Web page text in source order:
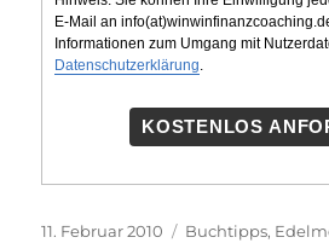
E-Mail an
Informationen zum Umgang mit
Datenschutzerklärung.
KOSTENLOS
Veröffentlicht
11. Februar 2010 Kategorien
Buchtipps,